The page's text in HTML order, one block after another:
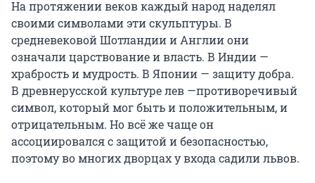
На протяжении веков каждый народ наделял
своими символами эти скульптуры. В
средневековой Шотландии и Англии они
означали царствование и власть. В Индии —
храбрость и мудрость. В Японии — защиту добра.
В древнерусской культуре лев —противоречивый
символ, который мог быть и положительным, и
отрицательным. Но всё же чаще он
ассоциировался с защитой и безопасностью,
поэтому во многих дворцах у входа садили львов.